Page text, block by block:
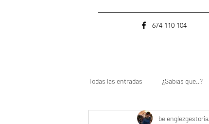
674 110 104
Todas las entradas ¿Sabias que..?
belenglezgestoria